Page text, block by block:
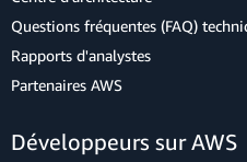
Questions fréquentes (FAQ)
Rapports d'analystes
Partenaires AWS
Développeurs sur AWS